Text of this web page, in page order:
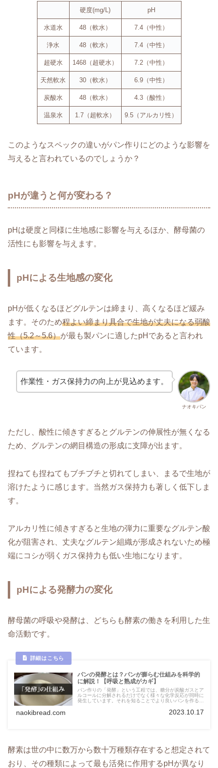
硬度(mg/L) pH
水道水 48（軟水） 7.4（中性）
浄水 48（軟水） 7.4（中性）
超硬水 1468（超硬水） 7.2（中性）
天然軟水 30（軟水） 6.9（中性）
炭酸水 48（軟水） 4.3（酸性）
温泉水 1.7（超軟水） 9.5（アルカリ性）
このようなスペックの違いがパン作りにどのような影響を
与えると言われているのでしょうか？
pHが違うと何が変わる？
pHは硬度と同様に生地感に影響を与えるほか、酵母菌の
活性にも影響を与えます。
pHによる生地感の変化
pHが低くなるほどグルテンは締まり、高くなるほど緩み
ます。そのため程よい締まり具合で生地が丈夫になる弱酸
性（5.2～5.6）が最も製パンに適したpHであると言われ
ています。
ナオキパン
作業性・ガス保持力の向上が見込めます。
ただし、酸性に傾きすぎるとグルテンの伸展性が無くなる
ため、グルテンの網目構造の形成に支障が出ます。
捏ねても捏ねてもブチブチと切れてしまい、まるで生地が
溶けたように感じます。当然ガス保持力も著しく低下しま
す。
アルカリ性に傾きすぎると生地の弾力に重要なグルテン酸
化が阻害され、丈夫なグルテン組織が形成されないため極
端にコシが弱くガス保持力も低い生地になります。
pHによる発酵力の変化
酵母菌の呼吸や発酵は、どちらも酵素の働きを利用した生
命活動です。
パンの発酵とは？パンが膨らむ仕組みを科学的
に解説！【呼吸と熟成がカギ】
パン作りの「発酵」という工程では、糖分が炭酸ガスとア
ルコールに分解されるだけでなく様々な化学反応が同時に
発生しています。それを知ることでより良いパンを作るた
程で進む生地内の変化について科学的に解説します。
naokibread.com 2023.10.17
酵素は世の中に数万から数十万種類存在すると想定されて
おり、その種類によって最も活発に作用するpHが異なり